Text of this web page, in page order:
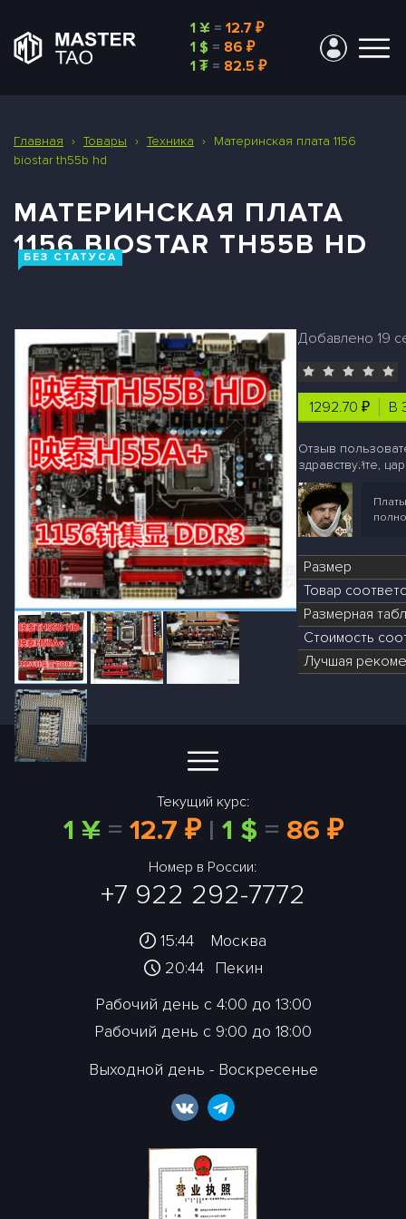
1 ¥ = 12.7 ₽
1 $ = 86 ₽
1 ₮= 82.5 ₽
Главная › Товары › Техника › Материнская плата 1156
biostar th55b hd
МАТЕРИНСКАЯ ПЛАТА
1156 BIOSTAR TH55B HD
БЕЗ СТАТУСА
Добавлено 19
1292.70 ₽ В
Отзыв
здравствуйте,
Размер
Товар
Размерная
Стоимость
Лучшая
Текущий курс:
1 ¥= 12.7 ₽| 1 $ = 86 ₽
Номер в России:
+7 922 292-7772
15:44
Москва
20:44
Пекин
Рабочий день с 4:00 до 13:00
Рабочий день с 9:00 до 18:00
Выходной день - Воскресенье